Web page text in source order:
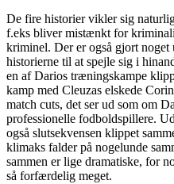
De fire historier vikler sig
f.eks bliver mistænkt for
kriminel. Der er også gjort
historierne til at spejle sig i
en af Darios træningskampe
kamp med Cleuzas elskede
match cuts, det ser ud som om
professionelle fodboldspillere.
også slutsekvensen klippet
klimaks falder på nogelunde
sammen er lige dramatiske, for
så forfærdelig meget.